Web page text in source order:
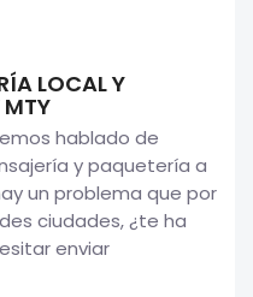
LOCAL Y
hablado de
y paquetería a
un problema que por
ciudades, ¿te ha
enviar